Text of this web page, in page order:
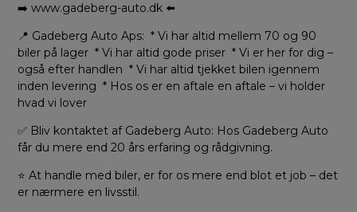
➡️ www.gadeberg-auto.dk ⬅️
📍 Gadeberg Auto Aps: * Vi har altid mellem 70 og 90
biler på lager * Vi har altid gode priser * Vi er her for dig –
også efter handlen * Vi har altid tjekket bilen igennem
inden levering * Hos os er en aftale en aftale – vi holder
hvad vi lover
✅ Bliv kontaktet af Gadeberg Auto: Hos Gadeberg Auto
får du mere end 20 års erfaring og rådgivning.
⭐ At handle med biler, er for os mere end blot et job – det
er nærmere en livsstil.